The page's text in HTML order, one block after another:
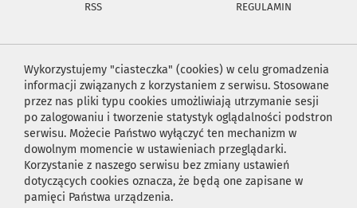
RSS
REGULAMIN
Wykorzystujemy "ciasteczka" (cookies) w celu gromadzenia
informacji związanych z korzystaniem z serwisu. Stosowane
przez nas pliki typu cookies umożliwiają utrzymanie sesji
po zalogowaniu i tworzenie statystyk oglądalności podstron
serwisu. Możecie Państwo wyłączyć ten mechanizm w
dowolnym momencie w ustawieniach przeglądarki.
Korzystanie z naszego serwisu bez zmiany ustawień
dotyczących cookies oznacza, że będą one zapisane w
pamięci Państwa urządzenia.